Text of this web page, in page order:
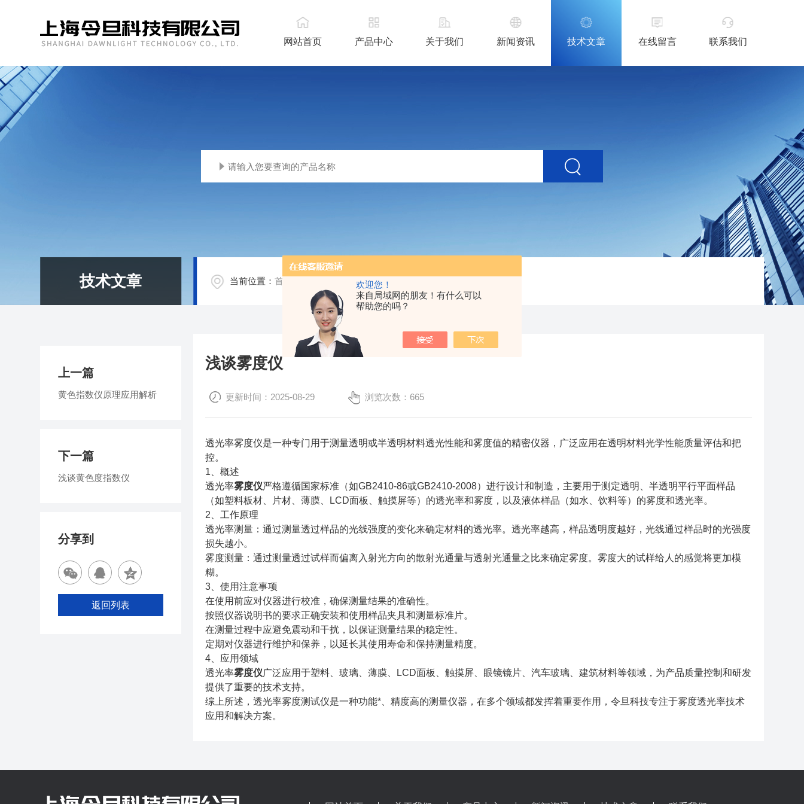
欢迎您！
来自局域网的朋友！有什么可以
帮助您的吗？
网站首页 产品中心 关于我们 新闻资讯 技术文章 在线留言 联系我们
技术文章 当前位置：首页 / 浅谈雾度仪
浅谈雾度仪
更新时间：2025-08-29 浏览次数：665
透光率雾度仪是一种专门用于测量透明或半透明材料透光性能和雾度值的精密仪器，广泛应用在透明材料光学性能质量评估和把
控。
1、概述
透光率雾度仪严格遵循国家标准（如GB2410-86或GB2410-2008）进行设计和制造，主要用于测定透明、半透明平行平面样品
（如塑料板材、片材、薄膜、LCD面板、触摸屏等）的透光率和雾度，以及液体样品（如水、饮料等）的雾度和透光率。
2、工作原理
透光率测量：通过测量透过样品的光线强度的变化来确定材料的透光率。透光率越高，样品透明度越好，光线通过样品时的光强度
损失越小。
雾度测量：通过测量透过试样而偏离入射光方向的散射光通量与透射光通量之比来确定雾度。雾度大的试样给人的感觉将更加模
糊。
3、使用注意事项
在使用前应对仪器进行校准，确保测量结果的准确性。
按照仪器说明书的要求正确安装和使用样品夹具和测量标准片。
在测量过程中应避免震动和干扰，以保证测量结果的稳定性。
定期对仪器进行维护和保养，以延长其使用寿命和保持测量精度。
4、应用领域
透光率雾度仪广泛应用于塑料、玻璃、薄膜、LCD面板、触摸屏、眼镜镜片、汽车玻璃、建筑材料等领域，为产品质量控制和研发
提供了重要的技术支持。
综上所述，透光率雾度测试仪是一种功能*、精度高的测量仪器，在多个领域都发挥着重要作用，令旦科技专注于雾度透光率技术
应用和解决方案。
上一篇
黄色指数仪原理应用解析
下一篇
浅谈黄色度指数仪
分享到
返回列表